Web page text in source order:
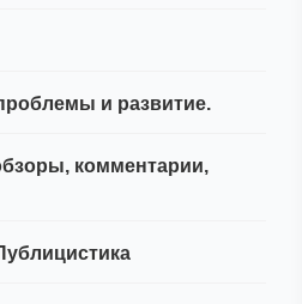
и развитие.
комментарии,